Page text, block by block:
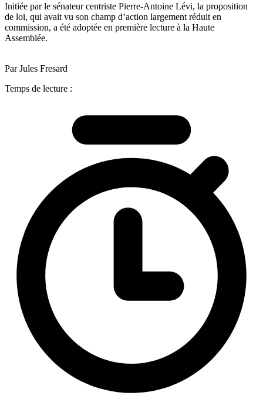
Initiée par le sénateur centriste Pierre-Antoine Lévi, la proposition
de loi, qui avait vu son champ d’action largement réduit en
commission, a été adoptée en première lecture à la Haute
Assemblée.
Par Jules Fresard
Temps de lecture :